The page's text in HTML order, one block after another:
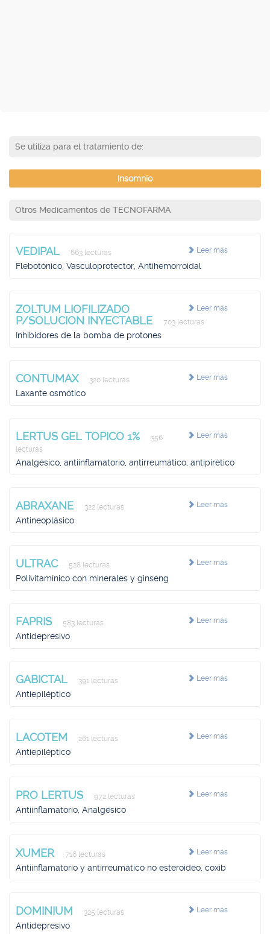
Se utiliza para el tratamiento de:
Insomnio
Otros Medicamentos de TECNOFARMA
Leer más
VEDIPAL 663 lecturas
Flebotónico, Vasculoprotector, Antihemorroidal
Leer más
ZOLTUM LIOFILIZADO
P/SOLUCION INYECTABLE
703 lecturas
Inhibidores de la bomba de protones
Leer más
CONTUMAX 320 lecturas
Laxante osmótico
Leer más
LERTUS GEL TOPICO 1%
356
lecturas
Analgésico, antiinflamatorio, antirreumático, antipirético
Leer más
ABRAXANE 322 lecturas
Antineoplásico
Leer más
ULTRAC 528 lecturas
Polivitamínico con minerales y ginseng
Leer más
FAPRIS 583 lecturas
Antidepresivo
Leer más
GABICTAL 391 lecturas
Antiepiléptico
Leer más
LACOTEM 261 lecturas
Antiepiléptico
Leer más
PRO LERTUS 972 lecturas
Antiinflamatorio, Analgésico
Leer más
XUMER 716 lecturas
Antiinflamatorio y antirreumático no esteroideo, coxib
Leer más
DOMINIUM 325 lecturas
Antidepresivo